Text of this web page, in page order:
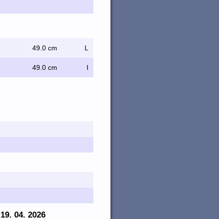
49.0 cm L
49.0 cm I
04. 2026